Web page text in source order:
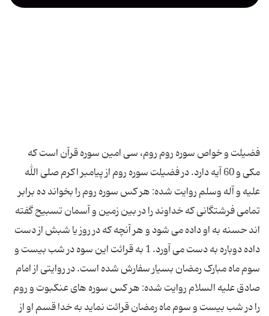
فضیلت و خواص سوره روم روم، سی امین سوره قرآن است كه
مكی و 60 آیه دارد. در فضیلت سوره روم از پیامبر اكرم صلی الله
علیه و آله وسلم روایت شده: هر كس سوره روم را بخواند ده برابر
تمامی فرشتگانی كه خداوند را در بین زمین و آسمان تسبیح گفته
اند حسنه به او داده می شود و هر آنچه كه در روز یا شبش از دست
داده دوباره به دست می آورد. 1 به قرائت این سوه در شب بیست و
سوم ماه مبارک رمضان بسیار سفارش شده است. در روایتی از امام
صادق علیه السلام روایت شده: هر كس سوره های عنكبوت و روم
را در شب بیست و سوم ماه رمضان قرائت نماید به خدا قسم او از